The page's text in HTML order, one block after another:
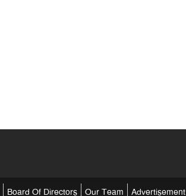
Board Of Directors Our Team Advertisement